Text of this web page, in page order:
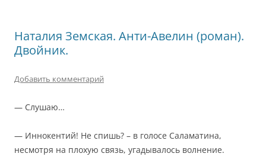
Наталия Земская. Анти-Авелин (роман).
Двойник.
Добавить комментарий
— Слушаю…
— Иннокентий! Не спишь? – в голосе Саламатина,
несмотря на плохую связь, угадывалось волнение.